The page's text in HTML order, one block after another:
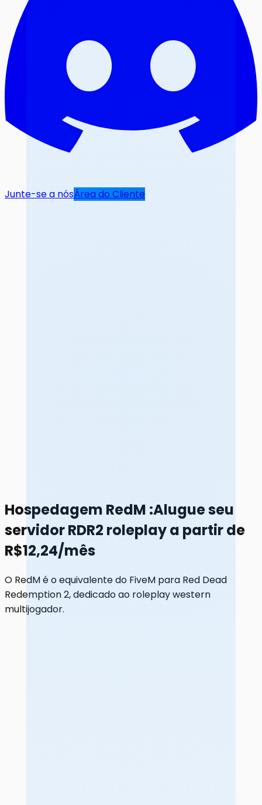
Junte-se a nósÁrea do Cliente
Hospedagem RedM :Alugue seu
servidor RDR2 roleplay a partir de
R$12,24/mês
O RedM é o equivalente do FiveM para Red Dead
Redemption 2, dedicado ao roleplay western
multijogador.